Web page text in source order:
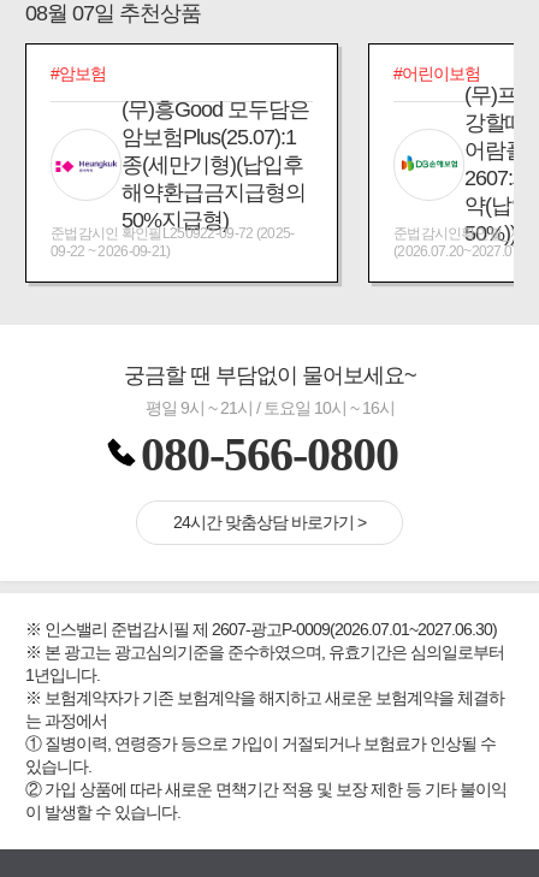
08월 07일 추천상품
#암보험
(무)흥Good 모두담은
암보험Plus(25.07):1
종(세만기형)(납입후
해약환급금지급형의
50%지급형)
준법감시인 확인필L250922-09-72 (2025-
09-22 ~ 2026-09-21)
#어린이보험
(무)프
강할때
어람플
2607:
약(납입
50%))
준법감시인확인필_제
궁금할 땐 부담없이 물어보세요~
평일 9시 ~ 21시 / 토요일 10시 ~ 16시
080-566-0800
24시간 맞춤상담 바로가기 >
※ 인스밸리 준법감시필 제 2607-광고P-0009(2026.07.01~2027.06.30)
※ 본 광고는 광고심의기준을 준수하였으며, 유효기간은 심의일로부터
1년입니다.
※ 보험계약자가 기존 보험계약을 해지하고 새로운 보험계약을 체결하
는 과정에서
① 질병이력, 연령증가 등으로 가입이 거절되거나 보험료가 인상될 수
있습니다.
② 가입 상품에 따라 새로운 면책기간 적용 및 보장 제한 등 기타 불이익
이 발생할 수 있습니다.